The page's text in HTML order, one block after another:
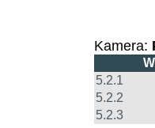
Kamera:
5.2.1
5.2.2
5.2.3